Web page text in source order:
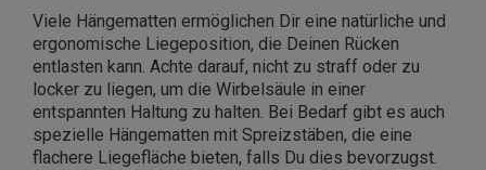
Viele Hängematten ermöglichen Dir eine natürliche und
ergonomische Liegeposition, die Deinen Rücken
entlasten kann. Achte darauf, nicht zu straff oder zu
locker zu liegen, um die Wirbelsäule in einer
entspannten Haltung zu halten. Bei Bedarf gibt es auch
spezielle Hängematten mit Spreizstäben, die eine
flachere Liegefläche bieten, falls Du dies bevorzugst.